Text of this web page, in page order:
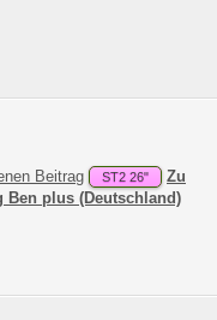
ST2 26"
Zu
Ben plus (Deutschland)